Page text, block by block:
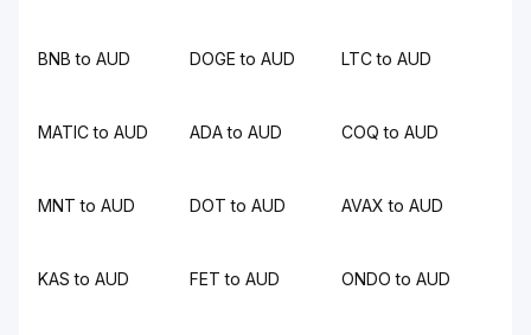
BNB to AUD DOGE to AUD LTC to AUD
MATIC to AUD ADA to AUD COQ to AUD
MNT to AUD DOT to AUD AVAX to AUD
KAS to AUD FET to AUD ONDO to AUD